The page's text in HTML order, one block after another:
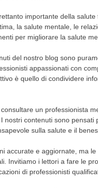
importante della
la salute mentale, le
per migliorare la salute
del nostro blog sono
appassionati con
è quello di condividere
un professionista
nostri contenuti sono
sulla salute e il
accurate e aggiornate, ma
Invitiamo i lettori a fare le
di professionisti